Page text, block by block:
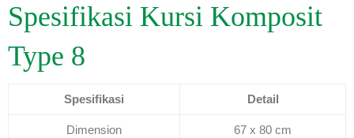
Spesifikasi Kursi Komposit
Type 8
Spesifikasi Detail
Dimension 67 x 80 cm